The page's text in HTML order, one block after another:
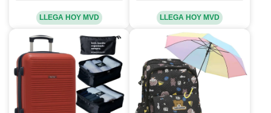
LLEGA HOY MVD LLEGA HOY MVD